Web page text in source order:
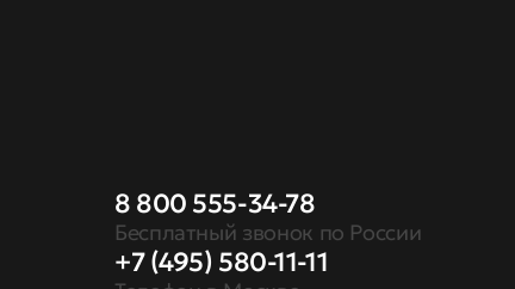
8 800 555-34-78
Бесплатный звонок по России
+7 (495) 580-11-11